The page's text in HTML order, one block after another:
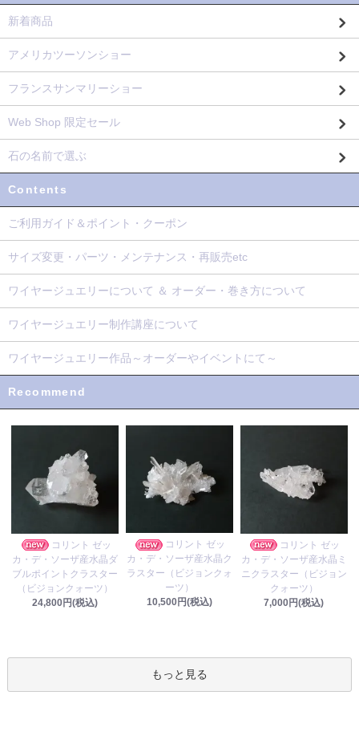
新着商品
アメリカツーソンショー
フランスサンマリーショー
Web Shop 限定セール
石の名前で選ぶ
Contents
ご利用ガイド＆ポイント・クーポン
サイズ変更・パーツ・メンテナンス・再販売etc
ワイヤージュエリーについて ＆ オーダー・巻き方について
ワイヤージュエリー制作講座について
ワイヤージュエリー作品～オーダーやイベントにて～
Recommend
コリント ゼッ
カ・デ・ソーザ産水晶ダ
ブルポイントクラスター
（ビジョンクォーツ）
24,800円(税込)
コリント ゼッ
カ・デ・ソーザ産水晶ク
ラスター（ビジョンクォ
ーツ）
10,500円(税込)
コリント ゼッ
カ・デ・ソーザ産水晶ミ
ニクラスター（ビジョン
クォーツ）
7,000円(税込)
もっと見る